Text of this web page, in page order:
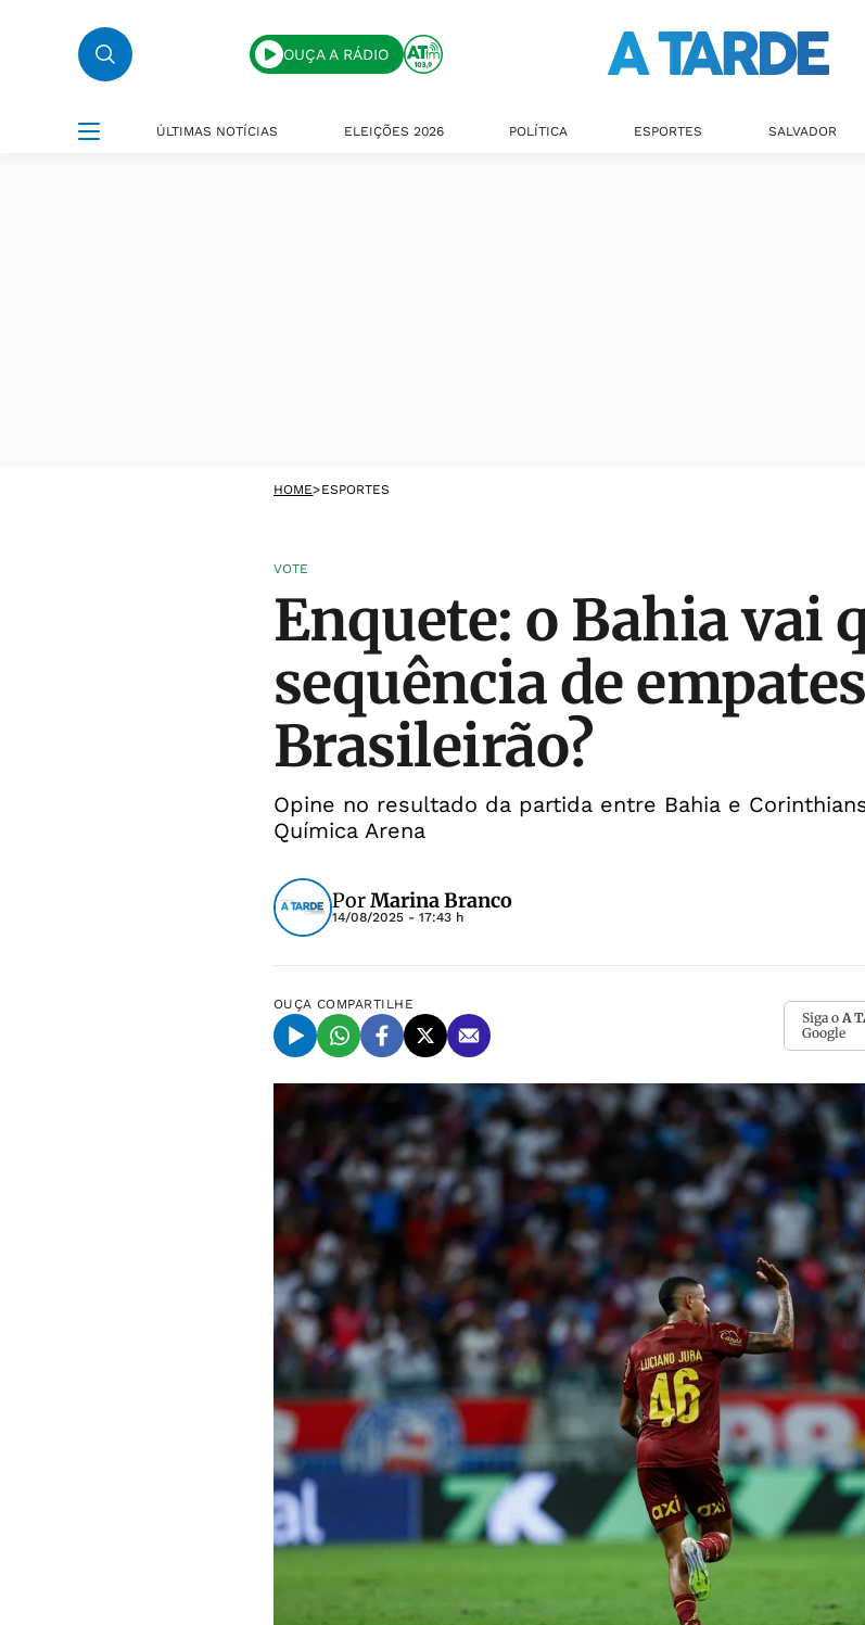
OUÇA A RÁDIO
ÚLTIMAS NOTÍCIAS ELEIÇÕES 2026 POLÍTICA ESPORTES SALVADOR
HOME>ESPORTES
VOTE
Enquete: o Bahia vai
sequência de
Brasileirão?
Opine no resultado da partida entre Bahia e
Química Arena
PorMarina Branco
14/08/2025 - 17:43 h
OUÇA COMPARTILHE
Siga o A
Google